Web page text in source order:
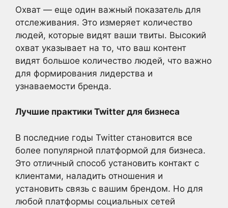
Охват — еще один важный показатель для
отслеживания. Это измеряет количество
людей, которые видят ваши твиты. Высокий
охват указывает на то, что ваш контент
видят большое количество людей, что важно
для формирования лидерства и
узнаваемости бренда.
Лучшие практики Twitter для бизнеса
В последние годы Twitter становится все
более популярной платформой для бизнеса.
Это отличный способ установить контакт с
клиентами, наладить отношения и
установить связь с вашим брендом. Но для
любой платформы социальных сетей